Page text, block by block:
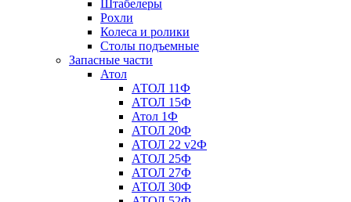
Штабелеры
Рохли
Колеса и ролики
Столы подъемные
Запасные части
Атол
АТОЛ 11Ф
АТОЛ 15Ф
Атол 1Ф
АТОЛ 20Ф
АТОЛ 22 v2Ф
АТОЛ 25Ф
АТОЛ 27Ф
АТОЛ 30Ф